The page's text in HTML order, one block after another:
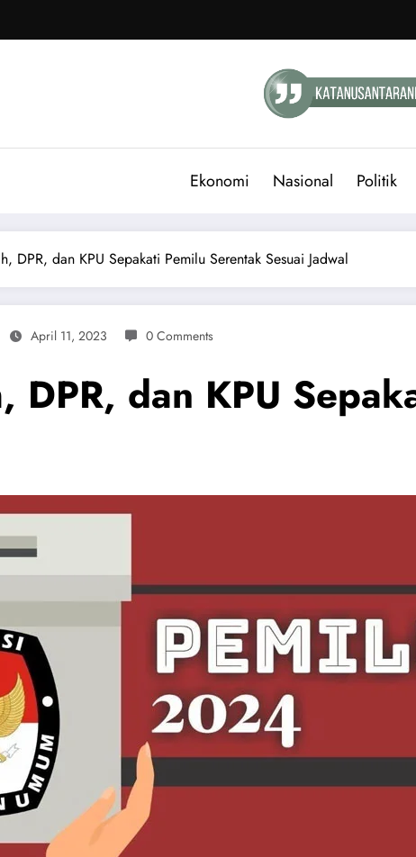
Ekonomi Nasional Politik
DPR, dan KPU Sepakati Pemilu Serentak Sesuai Jadwal
April 11, 2023 0 Comments
DPR, dan KPU